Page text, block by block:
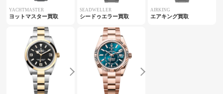
YACHTMASTER
ヨットマスター買取
SEADWELLER
シードゥエラー買取
AIRKING
エアキング買取